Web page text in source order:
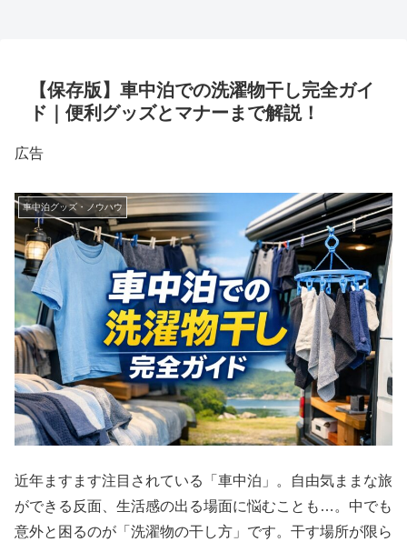
【保存版】車中泊での洗濯物干し完全ガイ
ド｜便利グッズとマナーまで解説！
広告
車中泊グッズ・ノウハウ
近年ますます注目されている「車中泊」。自由気ままな旅
ができる反面、生活感の出る場面に悩むことも…。中でも
意外と困るのが「洗濯物の干し方」です。干す場所が限ら